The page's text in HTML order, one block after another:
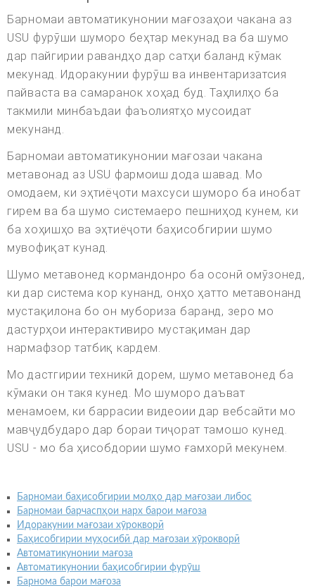
Барномаи автоматикунонии мағозаҳои чакана аз
USU фурӯши шуморо беҳтар мекунад ва ба шумо
дар пайгирии равандҳо дар сатҳи баланд кӯмак
мекунад. Идоракунии фурӯш ва инвентаризатсия
пайваста ва самаранок хоҳад буд. Таҳлилҳо ба
такмили минбаъдаи фаъолиятҳо мусоидат
мекунанд.
Барномаи автоматикунонии мағозаи чакана
метавонад аз USU фармоиш дода шавад. Мо
омодаем, ки эҳтиёҷоти махсуси шуморо ба инобат
гирем ва ба шумо системаеро пешниҳод кунем, ки
ба хоҳишҳо ва эҳтиёҷоти баҳисобгирии шумо
мувофиқат кунад.
Шумо метавонед кормандонро ба осонӣ омӯзонед,
ки дар система кор кунанд, онҳо ҳатто метавонанд
мустақилона бо он мубориза баранд, зеро мо
дастурҳои интерактивиро мустақиман дар
нармафзор татбиқ кардем.
Мо дастгирии техникӣ дорем, шумо метавонед ба
кӯмаки он такя кунед. Мо шуморо даъват
менамоем, ки баррасии видеоии дар вебсайти мо
мавҷудбударо дар бораи тиҷорат тамошо кунед.
USU - мо ба ҳисобдории шумо ғамхорӣ мекунем.
Барномаи баҳисобгирии молҳо дар мағозаи либос
Барномаи барчаспҳои нарх барои мағоза
Идоракунии мағозаи хӯрокворӣ
Баҳисобгирии муҳосибӣ дар мағозаи хӯрокворӣ
Автоматикунонии мағоза
Автоматикунонии баҳисобгирии фурӯш
Барнома барои мағоза